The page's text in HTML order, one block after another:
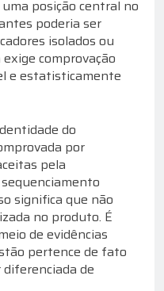
posição central no
poderia ser
isolados ou
comprovação
e estatisticamente
do
por
pela
significa que não
no produto. É
de evidências
pertence de fato
de